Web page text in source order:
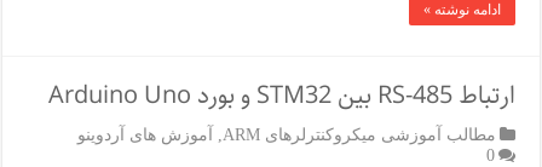
ادامه نوشته »
ارتباط RS-485 بین STM32 و بورد Arduino Uno
مطالب آموزشی میکروکنترلرهای ARM , آموزش های آردوینو
0